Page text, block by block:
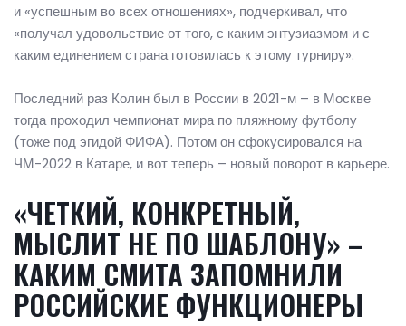
и «успешным во всех отношениях», подчеркивал, что
«получал удовольствие от того, с каким энтузиазмом и с
каким единением страна готовилась к этому турниру».
Последний раз Колин был в России в 2021-м – в Москве
тогда проходил чемпионат мира по пляжному футболу
(тоже под эгидой ФИФА). Потом он сфокусировался на
ЧМ-2022 в Катаре, и вот теперь – новый поворот в карьере.
«ЧЕТКИЙ, КОНКРЕТНЫЙ,
МЫСЛИТ НЕ ПО ШАБЛОНУ» –
КАКИМ СМИТА ЗАПОМНИЛИ
РОССИЙСКИЕ ФУНКЦИОНЕРЫ